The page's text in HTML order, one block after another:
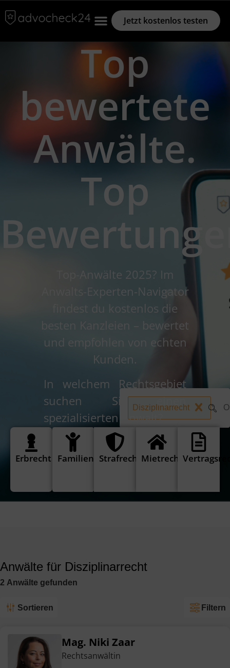
Jetzt kostenlos testen
Top
bewertete
Anwälte.
Top
Top-Anwälte 2025? Im
Anwalts-Experten-Navigator
findest du kostenlos die
besten Kanzleien – bewertet
und empfohlen von echten
Kunden.
Disziplinarrecht
In welchem Rechtsgebiet
suchen Sie einen
spezialisierten Anwalt?
Erbrecht FamilienrechtStrafrecht Mietrecht
Anwälte für Disziplinarrecht
2 Anwälte gefunden
Sortieren Filtern
Mag. Niki Zaar
Rechtsanwältin